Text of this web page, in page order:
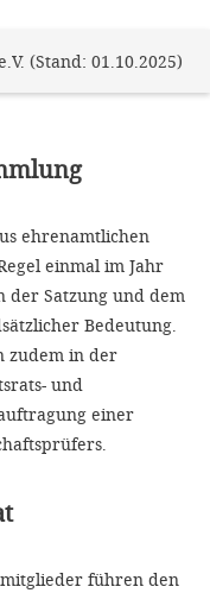
(Stand: 01.10.2025)
ehrenamtlichen
einmal im Jahr
der Satzung und dem
Bedeutung.
zudem in der
und
einer
führen den
unsere
gewinnen.
Sie